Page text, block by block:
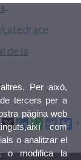
.
de la
Per això,
tercers per a
pàgina web
com
o analitzar el
o modifica la